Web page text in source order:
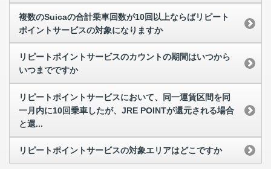
複数のSuicaの合計乗車回数が10回以上ならばリピート
ポイントサービスの対象になりますか
リピートポイントサービスのカウントの期間はいつから
いつまでですか
リピートポイントサービスにおいて、同一運賃区間を同
一月内に10回乗車したが、JRE POINTが還元される場合
と還...
リピートポイントサービスの対象エリアはどこですか